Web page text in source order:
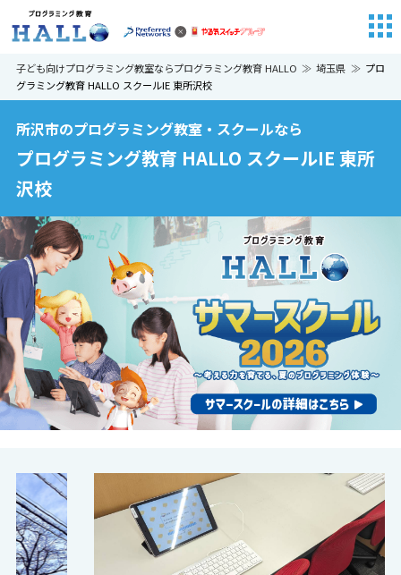
子ども向けプログラミング教室ならプログラミング教育 HALLO 埼玉県
プロ
グラミング教育 HALLO スクールIE 東所沢校
所沢市のプログラミング教室・スクールなら
プログラミング教育 HALLO スクールIE 東所
沢校